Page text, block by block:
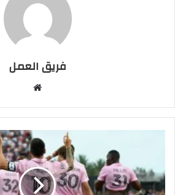
فريق العمل